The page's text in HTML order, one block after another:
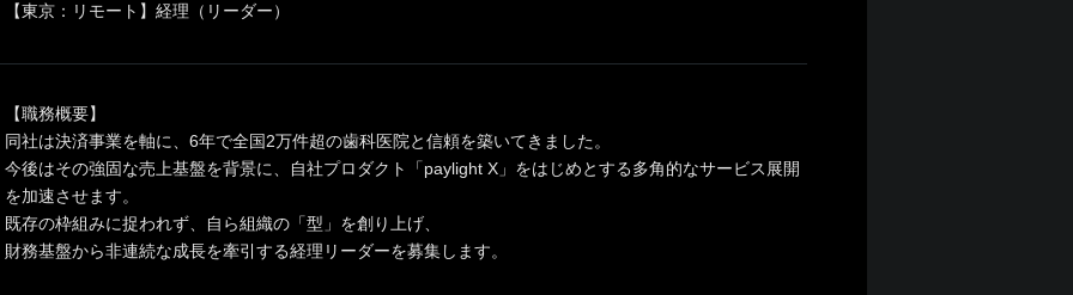
【東京：リモート】経理（リーダー）
【職務概要】
同社は決済事業を軸に、6年で全国2万件超の歯科医院と信頼を築いてきました。
今後はその強固な売上基盤を背景に、自社プロダクト「paylight X」をはじめとする多角的なサービス展開
を加速させます。
既存の枠組みに捉われず、自ら組織の「型」を創り上げ、
財務基盤から非連続な成長を牽引する経理リーダーを募集します。